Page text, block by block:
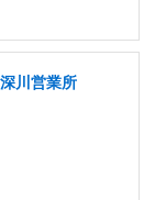
川営業所